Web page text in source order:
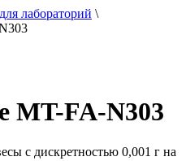
лабораторий \
MT-FA-N303
с дискретностью 0,001 г на